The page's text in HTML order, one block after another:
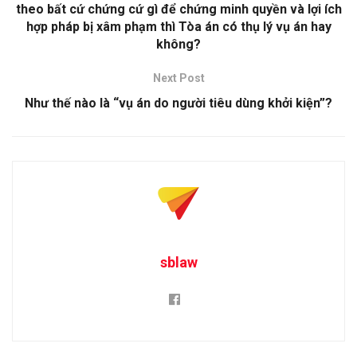
theo bất cứ chứng cứ gì để chứng minh quyền và lợi ích
hợp pháp bị xâm phạm thì Tòa án có thụ lý vụ án hay
không?
Next Post
Như thế nào là “vụ án do người tiêu dùng khởi kiện”?
sblaw